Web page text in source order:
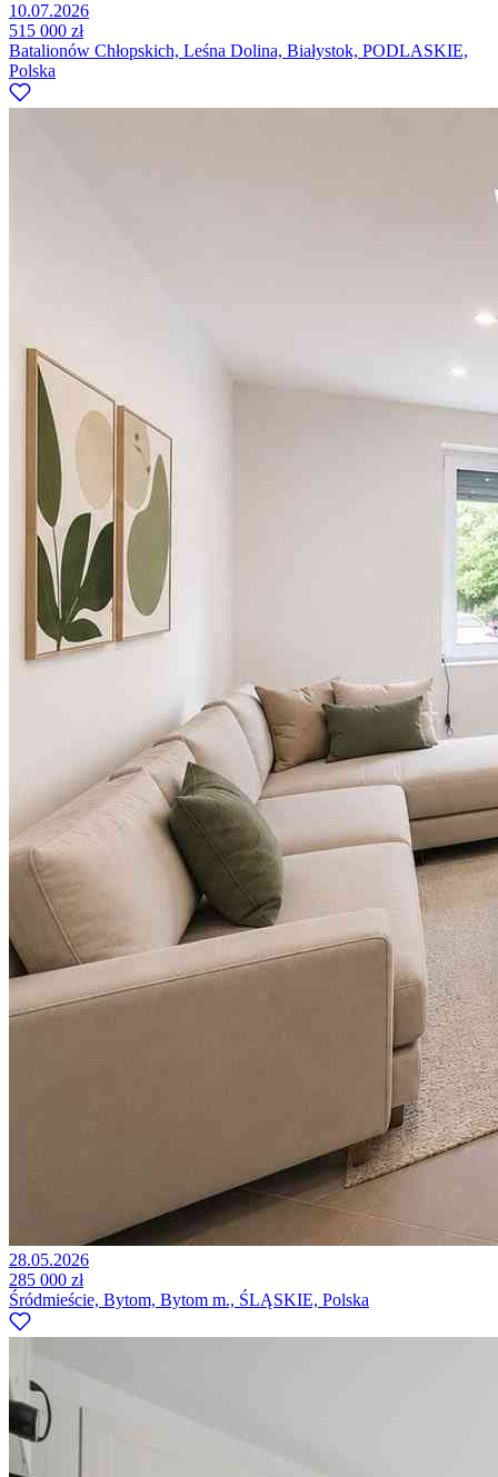
10.07.2026
515 000 zł
Batalionów Chłopskich, Leśna Dolina, Białystok, PODLASKIE,
Polska
28.05.2026
285 000 zł
Śródmieście, Bytom, Bytom m., ŚLĄSKIE, Polska